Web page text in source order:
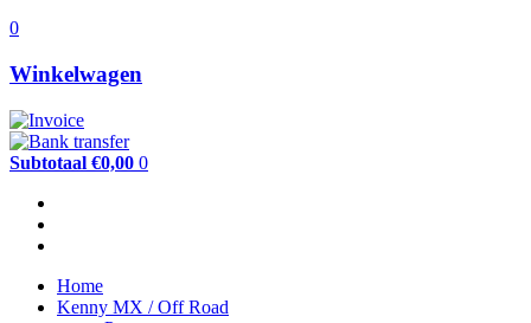
0
Winkelwagen
Subtotaal €0,00 0
Home
Kenny MX / Off Road